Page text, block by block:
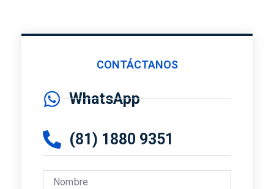
CONTÁCTANOS
WhatsApp
(81) 1880 9351